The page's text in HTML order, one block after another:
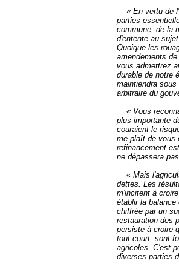
« En vertu de
parties
commune, de la
d'entente au
Quoique les
amendements
vous admettrez
durable de notre
maintiendra
arbitraire du
« Vous
plus importante
couraient le
me plaît de vous
refinancement
ne dépassera
« Mais
dettes. Les
m'incitent à
établir la
chiffrée par un
restauration des
persiste à croire
tout court, sont
agricoles. C'est
diverses parties